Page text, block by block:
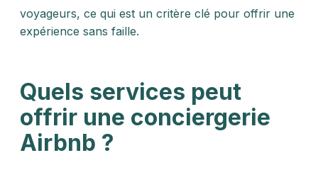
voyageurs, ce qui est un critère clé pour offrir une
expérience sans faille.
Quels services peut
offrir une conciergerie
Airbnb ?